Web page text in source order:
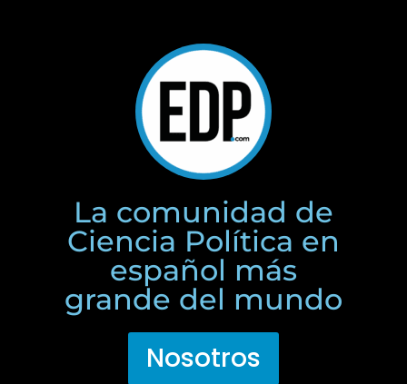
La comunidad de
Ciencia Política en
español más
grande del mundo
Nosotros